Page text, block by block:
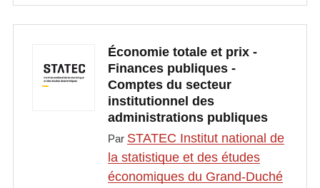
Économie totale et prix -
Finances publiques -
Comptes du secteur
institutionnel des
administrations publiques
Par STATEC Institut national de
la statistique et des études
économiques du Grand-Duché